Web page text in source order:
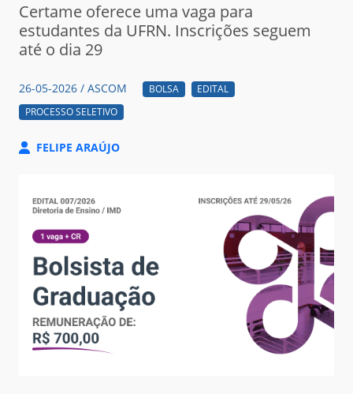
Certame oferece uma vaga para
estudantes da UFRN. Inscrições seguem
até o dia 29
26-05-2026 / ASCOM BOLSA
EDITAL
PROCESSO SELETIVO
FELIPE ARAÚJO